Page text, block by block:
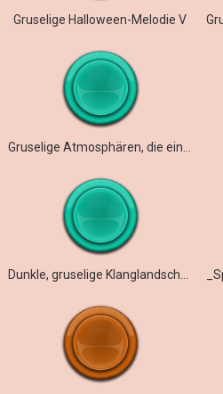
Gruselige Halloween-Melodie V